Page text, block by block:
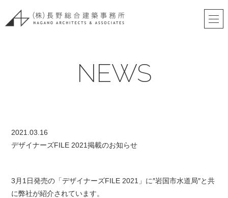
NEWS
2021.03.16
デザイナーズFILE 2021掲載のお知らせ
3月1日発売の「デザイナーズFILE 2021」に″岩国市水道局″と共
に弊社が紹介されています。